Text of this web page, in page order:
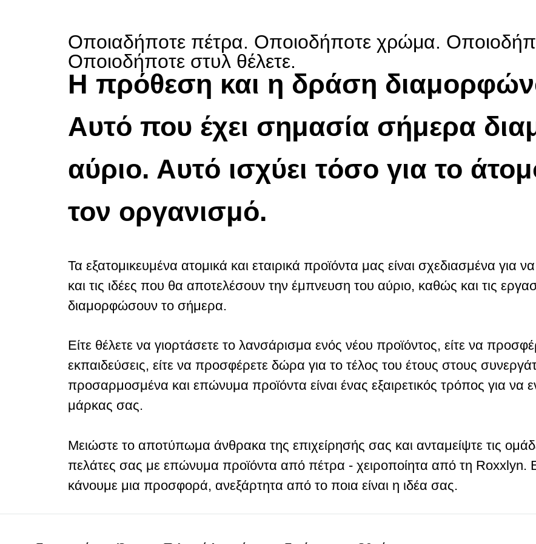
Οποιαδήποτε πέτρα. Οποιοδήποτε χρώμα.
Οποιοδήποτε στυλ θέλετε.
Η πρόθεση και η δράση
Αυτό που έχει σημασία σήμερα
αύριο. Αυτό ισχύει τόσο για το
τον οργανισμό.
Τα εξατομικευμένα ατομικά και εταιρικά προϊόντα μας είναι σχεδιασμένα για
και τις ιδέες που θα αποτελέσουν την έμπνευση του αύριο, καθώς και τις
διαμορφώσουν το σήμερα.
Είτε θέλετε να γιορτάσετε το λανσάρισμα ενός νέου προϊόντος, είτε να
εκπαιδεύσεις, είτε να προσφέρετε δώρα για το τέλος του έτους στους
προσαρμοσμένα και επώνυμα προϊόντα είναι ένας εξαιρετικός τρόπος για να
μάρκας σας.
Μειώστε το αποτύπωμα άνθρακα της επιχείρησής σας και ανταμείψτε τις
πελάτες σας με επώνυμα προϊόντα από πέτρα - χειροποίητα από τη Roxxlyn.
κάνουμε μια προσφορά, ανεξάρτητα από το ποια είναι η ιδέα σας.